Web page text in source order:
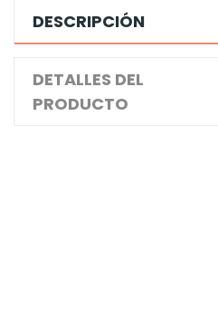
DESCRIPCIÓN
DETALLES DEL
PRODUCTO